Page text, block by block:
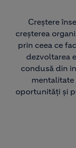
Creștere
creșterea
prin ceea ce
dezvoltarea
condusă din
oportunități și